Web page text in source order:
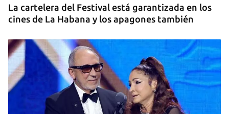
La cartelera del Festival está garantizada en los
cines de La Habana y los apagones también